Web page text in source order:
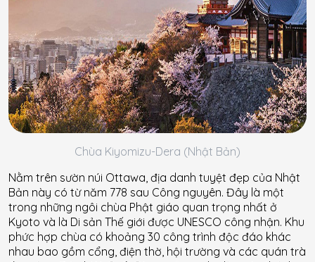
Chùa Kiyomizu-Dera (Nhật Bản)
Nằm trên sườn núi Ottawa, địa danh tuyệt đẹp của Nhật
Bản này có từ năm 778 sau Công nguyên. Đây là một
trong những ngôi chùa Phật giáo quan trọng nhất ở
Kyoto và là Di sản Thế giới được UNESCO công nhận. Khu
phức hợp chùa có khoảng 30 công trình độc đáo khác
nhau bao gồm cổng, điện thờ, hội trường và các quán trà